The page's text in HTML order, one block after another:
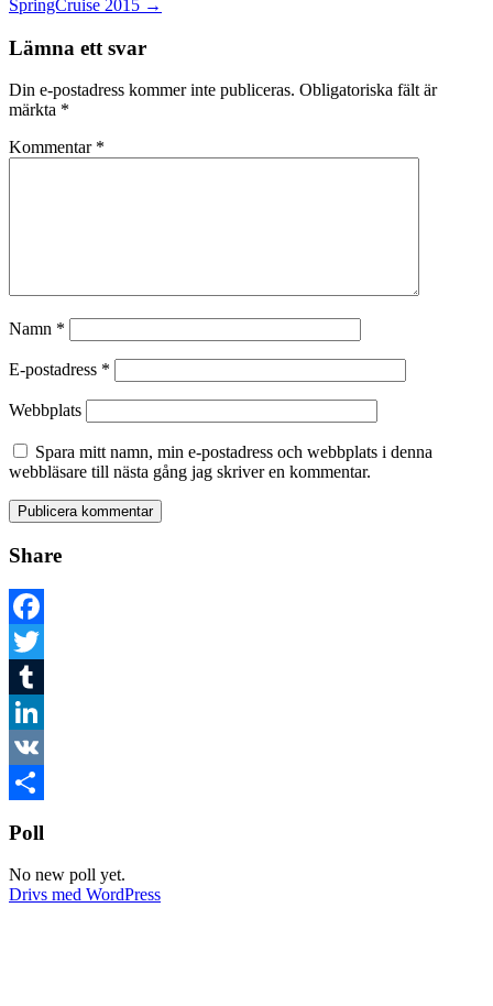
SpringCruise 2015 →
Lämna ett svar
Din e-postadress kommer inte publiceras. Obligatoriska fält är
märkta *
Kommentar *
Namn *
E-postadress *
Webbplats
Spara mitt namn, min e-postadress och webbplats i denna
webbläsare till nästa gång jag skriver en kommentar.
Share
Facebook
Twitter
Tumblr
LinkedIn
VK
Poll
No new poll yet.
Drivs med WordPress